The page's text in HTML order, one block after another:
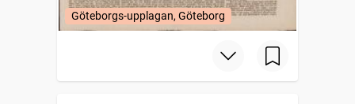
Göteborgs-upplagan, Göteborg